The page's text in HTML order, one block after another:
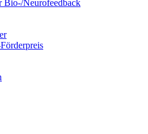
Bio-/Neurofeedback